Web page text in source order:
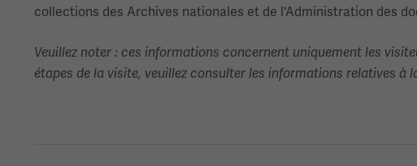
collections des Archives nationales et de l'Administration des
Veuillez noter : ces informations concernent uniquement les
étapes de la visite, veuillez consulter les informations relatives à